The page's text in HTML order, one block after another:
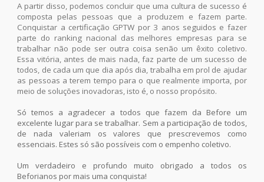
A partir disso, podemos concluir que uma cultura de sucesso é
composta pelas pessoas que a produzem e fazem parte.
Conquistar a certificação GPTW por 3 anos seguidos e fazer
parte do ranking nacional das melhores empresas para se
trabalhar não pode ser outra coisa senão um êxito coletivo.
Essa vitória, antes de mais nada, faz parte de um sucesso de
todos, de cada um que dia após dia, trabalha em prol de ajudar
as pessoas a terem tempo para o que realmente importa, por
meio de soluções inovadoras, isto é, o nosso propósito.
Só temos a agradecer a todos que fazem da Before um
excelente lugar para se trabalhar. Sem a participação de todos,
de nada valeriam os valores que prescrevemos como
essenciais. Estes só são possíveis com o empenho coletivo.
Um verdadeiro e profundo muito obrigado a todos os
Beforianos por mais uma conquista!